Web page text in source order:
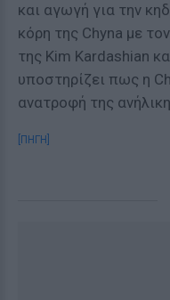
και αγωγή για την
κόρη της Chyna με
της Kim Kardashian
υποστηρίζει πως η
ανατροφή της
[ΠΗΓΗ]